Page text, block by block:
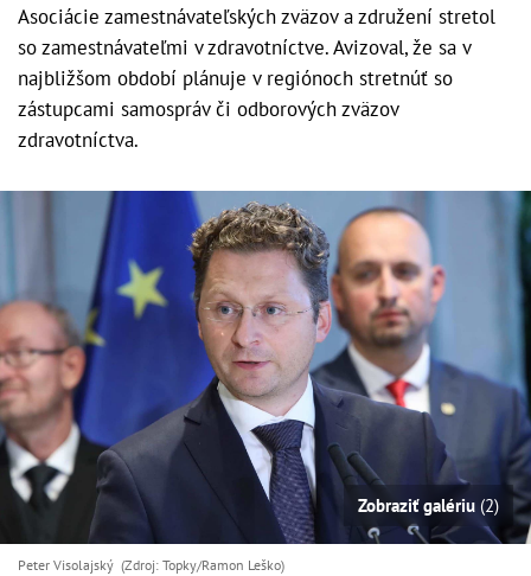
Asociácie zamestnávateľských zväzov a združení stretol
so zamestnávateľmi v zdravotníctve. Avizoval, že sa v
najbližšom období plánuje v regiónoch stretnúť so
zástupcami samospráv či odborových zväzov
zdravotníctva.
Zobraziť galériu (2)
Peter Visolajský (Zdroj: Topky/Ramon Leško)